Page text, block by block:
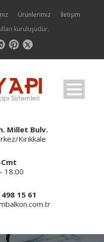
Ürünlerimiz
İletişim
kuruluşudur.
Millet Bulv.
Kırıkkale
18:00
15 61